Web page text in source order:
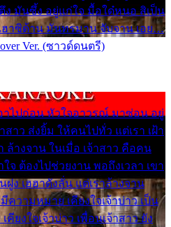
ง มันซึ้ง อยู่แก่ใจ มื้อใด๋หนอ สิเป็น
ฮาซิด้าน มันทรมาน จับจาน เอย…
Ver. (ซาวด์ดนตรี)
าไปก่อน หัวใจอาวรณ์ มาซ่อน อยู่
าว ส่งยิ้ม ให้คนไปทั่ว แต่เรา เฝ้า
ล้างจาน ในเมื่อ เจ้าสาว คือคน
จ ต้องไปช่วยงาน พอถึงเวลา เขา
ง เฮฮาดังลั่น แต่เราล้างจาน
ความหมาย เคียงใจเจ้าบ่าว เป็น
ยงใจเจ้าบ่าว เพื่อนเจ้าสาว ยัง